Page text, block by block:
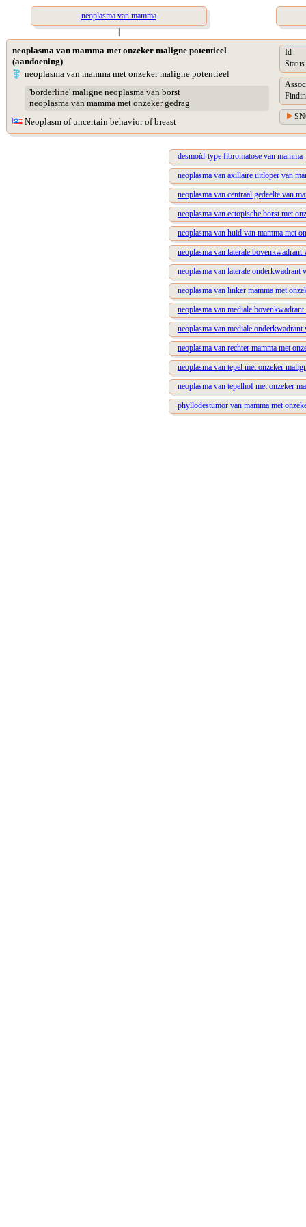
neoplasma van mamma
|
neoplasma van mamma met onzeker maligne potentieel
(aandoening)
neoplasma van mamma met onzeker maligne potentieel
'borderline' maligne neoplasma van borst
neoplasma van mamma met onzeker gedrag
Neoplasm of uncertain behavior of breast
Id
Status
desmoïd-type fibromatose van mamma
neoplasma van axillaire uitloper van
neoplasma van centraal gedeelte van
neoplasma van ectopische borst met
neoplasma van huid van mamma met
neoplasma van laterale bovenkwadrant
neoplasma van laterale onderkwadrant
neoplasma van linker mamma met
neoplasma van mediale
neoplasma van mediale
neoplasma van rechter mamma met
neoplasma van tepel met onzeker
neoplasma van tepelhof met onzeker
phyllodestumor van mamma met